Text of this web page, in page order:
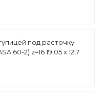
под расточку
60-2) z=16 19,05 x 12,7